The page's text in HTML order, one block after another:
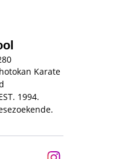
Karate
1994.